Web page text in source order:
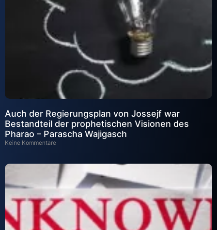
Auch der Regierungsplan von Jossejf war
Bestandteil der prophetischen Visionen des
Pharao – Parascha Wajigasch
Keine Kommentare